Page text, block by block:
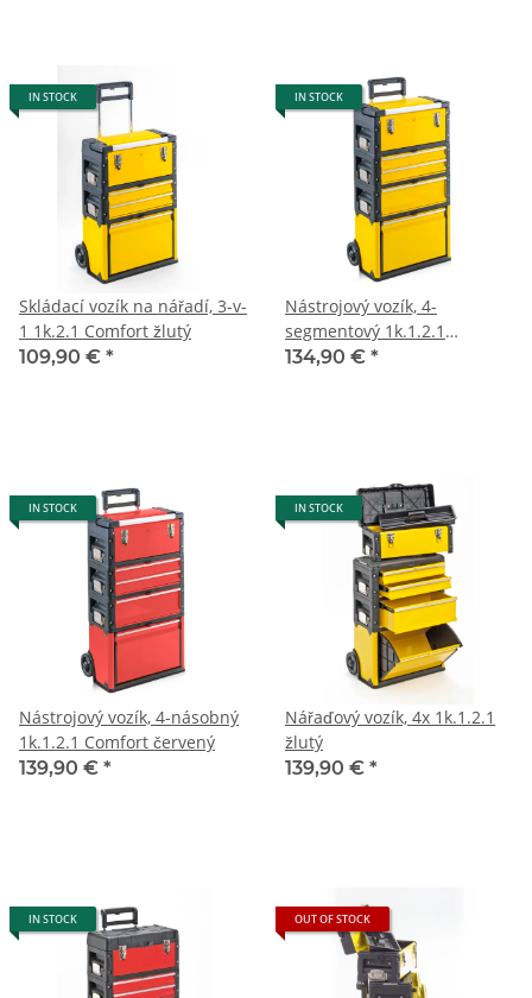
IN STOCK
Skládací vozík na nářadí, 3-v-
1 1k.2.1 Comfort žlutý
109,90 € *
IN STOCK
Nástrojový vozík, 4-
segmentový 1k.1.2.1
Comfort žlutý
134,90 € *
IN STOCK
Nástrojový vozík, 4-násobný
1k.1.2.1 Comfort červený
139,90 € *
IN STOCK
Nářaďový vozík, 4x 1k.1.2.1
žlutý
139,90 € *
IN STOCK OUT OF STOCK